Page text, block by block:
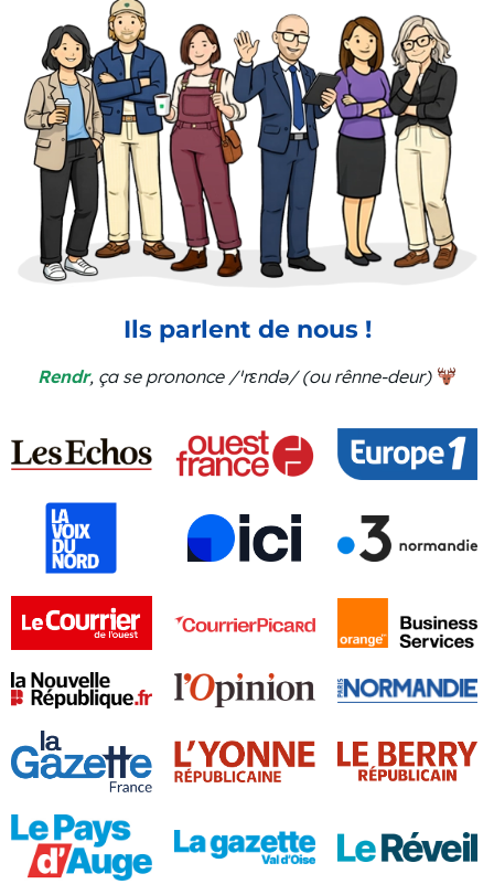
Ils parlent de nous !
Rendr, ça se prononce /ˈrɛndə/ (ou rênne-deur)